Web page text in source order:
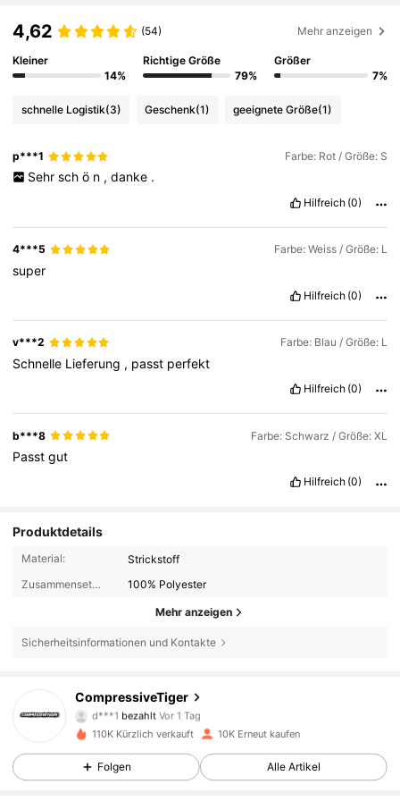
4,62 (54) Mehr anzeigen
Kleiner
14%
Richtige Größe
79%
Größer
7%
schnelle Logistik(3) Geschenk(1) geeignete Größe(1)
p***1 Farbe: Rot / Größe: S
Sehr sch ö n , danke .
Hilfreich (0)
4***5 Farbe: Weiss / Größe: L
super
Hilfreich (0)
v***2 Farbe: Blau / Größe: L
Schnelle Lieferung , passt perfekt
Hilfreich (0)
b***8 Farbe: Schwarz / Größe: XL
Passtgut
Hilfreich (0)
Produktdetails
Material:
Strickstoff
Zusammensetzung:
100% Polyester
Mehr anzeigen
Sicherheitsinformationen und Kontakte
CompressiveTiger
4,81
9.9K Follower
d***1 bezahlt Vor 1 Tag
a***3 ist Vor 5 Stunden gefolgt
4,81 9.9K Follower
110K Kürzlich verkauft 10K Erneut kaufen
Folgen Alle Artikel